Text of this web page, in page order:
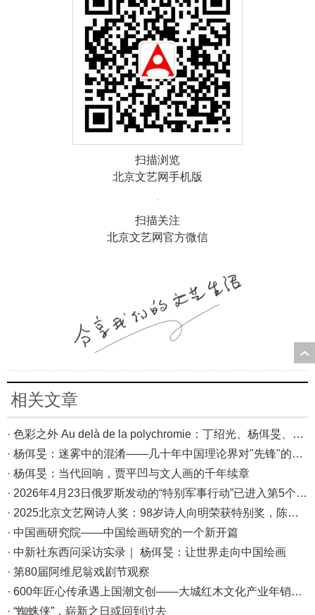
扫描浏览
北京文艺网手机版
扫描关注
北京文艺网官方微信
相关文章
· 色彩之外 Au delà de la polychromie：丁绍光、杨佴旻、Alain Cardenas·Castro巴黎展
· 杨佴旻：迷雾中的混淆——几十年中国理论界对"先锋"的误读，对创作的误导
· 杨佴旻：当代回响，贾平凹与文人画的千年续章
· 2026年4月23日俄罗斯发动的“特别军事行动”已进入第5个年头，俄乌局势最新综述
· 2025北京文艺网诗人奖：98岁诗人向明荣获特别奖，陈东东荣获诗人奖，茱萸荣获年度诗人奖！
· 中国画研究院——中国绘画研究的一个新开篇
· 中新社东西问采访实录｜ 杨佴旻：让世界走向中国绘画
· 第80届阿维尼翁戏剧节观察
· 600年匠心传承遇上国潮文创——大城红木文化产业年销80亿的“火”与“活”
· “蜘蛛侠”，崭新之日或回到过去